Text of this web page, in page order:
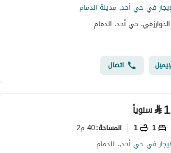
في حي أحد, مدينة الدمام
حي أحد، الدمام
اتصال
⃁سنوياً
1
1 المساحة:40 م2
في حي أحد,، الدمام